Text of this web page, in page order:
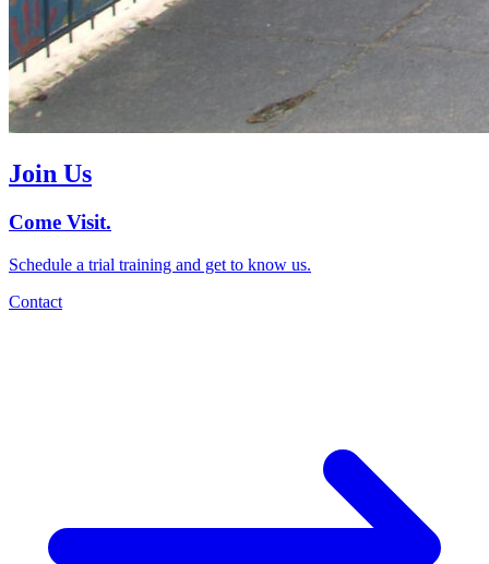
Join Us
Come Visit.
Schedule a trial training and get to know us.
Contact